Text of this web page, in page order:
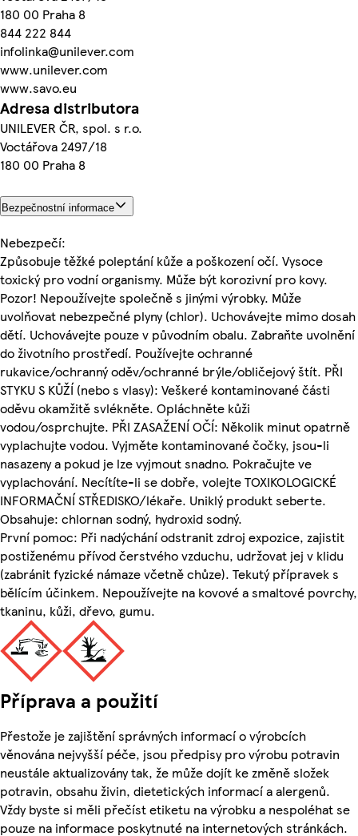
180 00 Praha 8
844 222 844
infolinka@unilever.com
www.unilever.com
www.savo.eu
Adresa distributora
UNILEVER ČR, spol. s r.o.
Voctářova 2497/18
180 00 Praha 8
Bezpečnostní informace
Nebezpečí:
Způsobuje těžké poleptání kůže a poškození očí. Vysoce
toxický pro vodní organismy. Může být korozivní pro kovy.
Pozor! Nepoužívejte společně s jinými výrobky. Může
uvolňovat nebezpečné plyny (chlor). Uchovávejte mimo dosah
dětí. Uchovávejte pouze v původním obalu. Zabraňte uvolnění
do životního prostředí. Používejte ochranné
rukavice/ochranný oděv/ochranné brýle/obličejový štít. PŘI
STYKU S KŮŽÍ (nebo s vlasy): Veškeré kontaminované části
oděvu okamžitě svlékněte. Opláchněte kůži
vodou/osprchujte. PŘI ZASAŽENÍ OČÍ: Několik minut opatrně
vyplachujte vodou. Vyjměte kontaminované čočky, jsou-li
nasazeny a pokud je lze vyjmout snadno. Pokračujte ve
vyplachování. Necítíte-li se dobře, volejte TOXIKOLOGICKÉ
INFORMAČNÍ STŘEDISKO/lékaře. Uniklý produkt seberte.
Obsahuje: chlornan sodný, hydroxid sodný.
První pomoc: Při nadýchání odstranit zdroj expozice, zajistit
postiženému přívod čerstvého vzduchu, udržovat jej v klidu
(zabránit fyzické námaze včetně chůze). Tekutý přípravek s
bělícím účinkem. Nepoužívejte na kovové a smaltové povrchy,
tkaninu, kůži, dřevo, gumu.
Příprava a použití
Přestože je zajištění správných informací o výrobcích
věnována nejvyšší péče, jsou předpisy pro výrobu potravin
neustále aktualizovány tak, že může dojít ke změně složek
potravin, obsahu živin, dietetických informací a alergenů.
Vždy byste si měli přečíst etiketu na výrobku a nespoléhat se
pouze na informace poskytnuté na internetových stránkách.